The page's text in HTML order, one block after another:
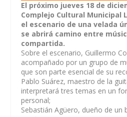
El próximo jueves 18 de
Complejo Cultural Municipal
el escenario de una velada
se abrirá camino entre
compartida.
Sobre el escenario, Guillermo
acompañado por un grupo de
que son parte esencial de su
Pablo Suárez, maestro de la
interpretará tres temas en un
personal;
Sebastián Agüero, dueño de un